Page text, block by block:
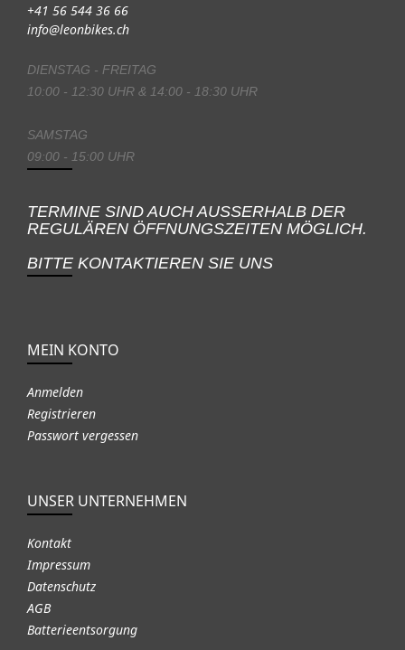
+41 56 544 36 66
info@leonbikes.ch
DIENSTAG - FREITAG
10:00 - 12:30 UHR & 14:00 - 18:30 UHR
SAMSTAG
09:00 - 15:00 UHR
TERMINE SIND AUCH AUSSERHALB DER
REGULÄREN ÖFFNUNGSZEITEN MÖGLICH.
BITTE KONTAKTIEREN SIE UNS
MEIN KONTO
Anmelden
Registrieren
Passwort vergessen
UNSER UNTERNEHMEN
Kontakt
Impressum
Datenschutz
AGB
Batterieentsorgung